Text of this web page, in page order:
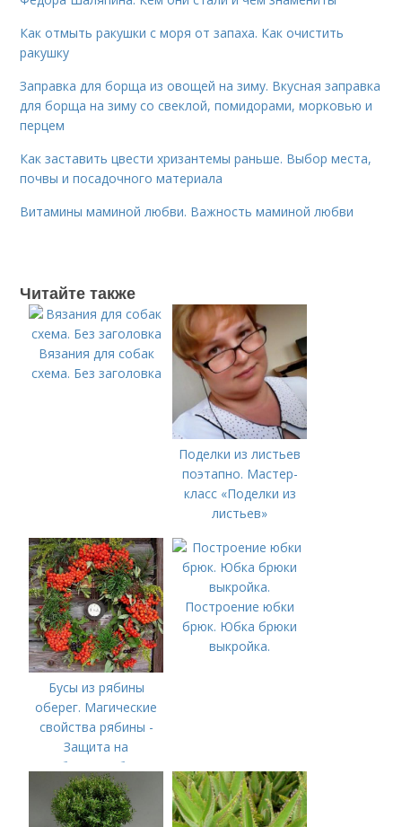
Как отмыть ракушки с моря от запаха. Как очистить
ракушку
Заправка для борща из овощей на зиму. Вкусная заправка
для борща на зиму со свеклой, помидорами, морковью и
перцем
Как заставить цвести хризантемы раньше. Выбор места,
почвы и посадочного материала
Витамины маминой любви. Важность маминой любви
Читайте также
Вязания для собак
схема. Без заголовка
Поделки из листьев
поэтапно. Мастер-
класс «Поделки из
листьев»
Бусы из рябины
оберег. Магические
свойства рябины -
Защита на
рябиновые бусы
Построение юбки
брюк. Юбка брюки
выкройка.